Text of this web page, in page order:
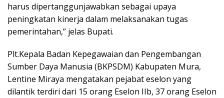
harus dipertanggunjawabkan sebagai upaya
peningkatan kinerja dalam melaksanakan tugas
pemerintahan,” jelas Bupati.
Plt.Kepala Badan Kepegawaian dan Pengembangan
Sumber Daya Manusia (BKPSDM) Kabupaten Mura,
Lentine Miraya mengatakan pejabat eselon yang
dilantik terdiri dari 15 orang Eselon IIb, 37 orang Eselon